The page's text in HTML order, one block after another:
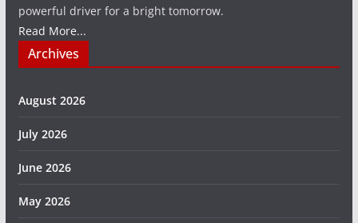
powerful driver for a bright tomorrow.
Read More...
Archives
August 2026
July 2026
June 2026
May 2026